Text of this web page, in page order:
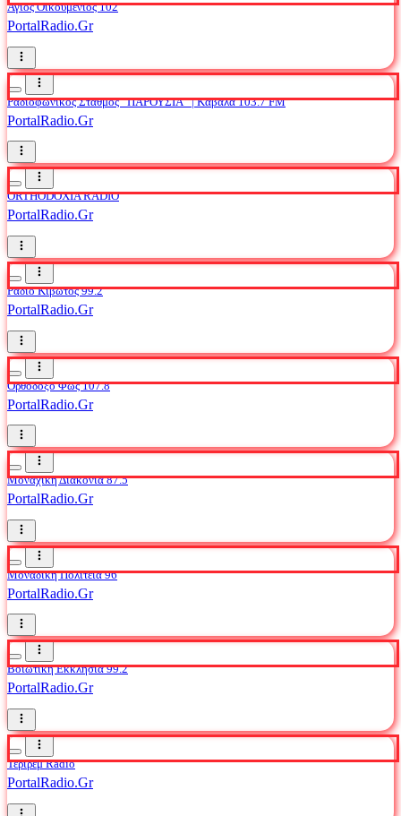
Άγιος Οικουμένιος 102
PortalRadio.Gr
Ραδιοφωνικός Σταθμός “ΠΑΡΟΥΣΙΑ” | Καβάλα 103.7 FM
PortalRadio.Gr
ORTHODOXIA RADIO
PortalRadio.Gr
Ράδιο Κιβωτός 99.2
PortalRadio.Gr
Ορθόδοξο Φως 107.8
PortalRadio.Gr
Μοναχική Διακονία 87.5
PortalRadio.Gr
Μοναδική Πολιτεία 96
PortalRadio.Gr
Βοιωτική Εκκλησία 99.2
PortalRadio.Gr
Τεριρέμ Radio
PortalRadio.Gr